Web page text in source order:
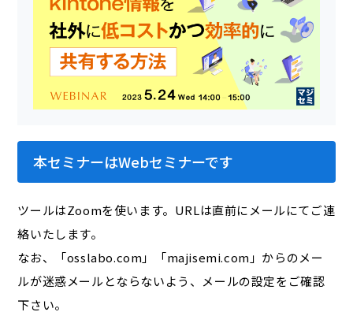
本セミナーはWebセミナーです
ツールはZoomを使います。URLは直前にメールにてご連
絡いたします。
なお、「osslabo.com」「majisemi.com」からのメー
ルが迷惑メールとならないよう、メールの設定をご確認
下さい。